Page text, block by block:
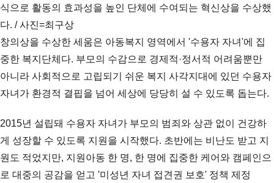
식으로 활동의 효과성을 높인 단체에 수여되는 혁신상을 수상했
다. / 사진=최구상
창의상을 수상한 세움은 아동복지 영역에서 '수용자 자녀'에 집
중한 복지단체다. 부모의 수감으로 경제적·정서적 어려움뿐만
아니라 사회적으로 고립되기 쉬운 복지 사각지대에 있던 수용자
자녀가 환경적 결핍을 넘어 세상에 당당히 설 수 있도록 돕는다.
2015년 설립돼 수용자 자녀가 부모의 범죄와 상관 없이 건강하
게 성장할 수 있도록 지원을 시작했다. 초반에는 비난도 받고 지
원도 적었지만, 지원아동 한 명, 한 명에 집중한 케어와 캠페인으
로 대중의 공감을 얻고 '미성년 자녀 접견권 보호' 정책 제정